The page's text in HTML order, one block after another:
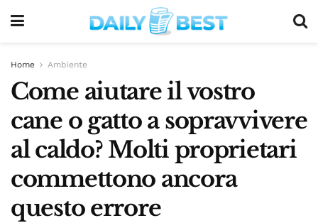
Home Ambiente
Come aiutare il vostro
cane o gatto a sopravvivere
al caldo? Molti proprietari
commettono ancora
questo errore